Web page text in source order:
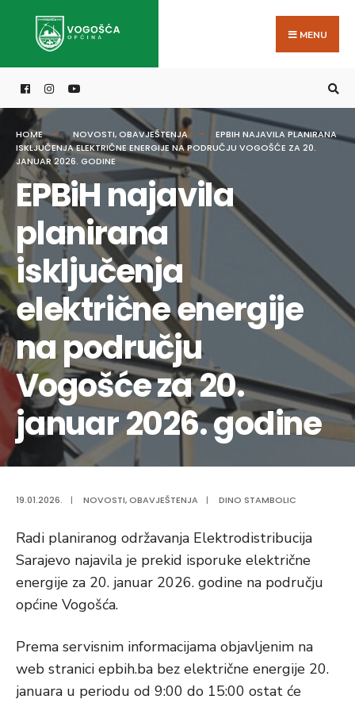
MENU
HOME NOVOSTI,OBAVJEŠTENJA
EPBIH NAJAVILA PLANIRANA
ISKLJUČENJA ELEKTRIČNE ENERGIJE NA PODRUČJU VOGOŠĆE ZA 20.
JANUAR 2026. GODINE
EPBiH najavila
planirana
isključenja
električne energije
na području
Vogošće za 20.
januar 2026. godine
19.01.2026. | NOVOSTI,OBAVJEŠTENJA | DINO STAMBOLIC
Radi planiranog održavanja Elektrodistribucija
Sarajevo najavila je prekid isporuke električne
energije za 20. januar 2026. godine na području
općine Vogošća.
Prema servisnim informacijama objavljenim na
web stranici epbih.ba bez električne energije 20.
januara u periodu od 9:00 do 15:00 ostat će
for: